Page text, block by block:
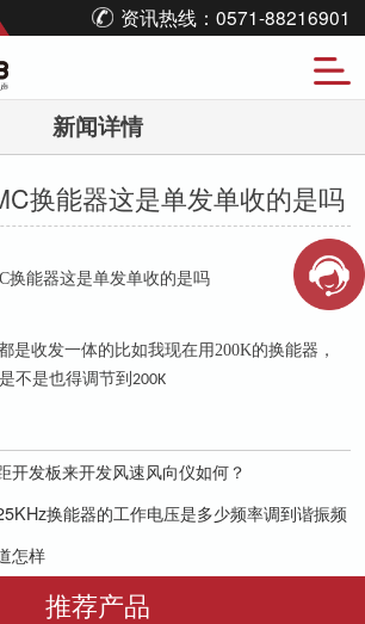
资讯热线：0571-88216901
新闻详情
换能器这是单发单收的是吗
换能器这是单发单收的是吗
是收发一体的比如我现在用 200K的换能器，
不是也得调节到 200K
开发板来开发风速风向仪如何？
换能器的工作电压是多少频率调到谐振频
怎样
推荐产品